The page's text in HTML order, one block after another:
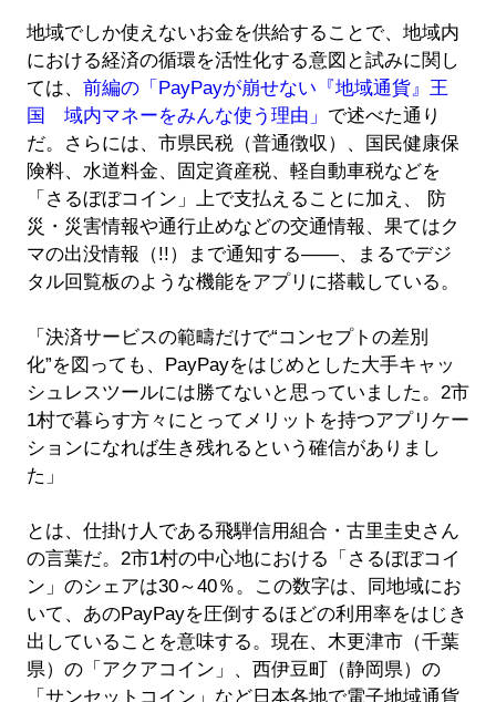
地域でしか使えないお金を供給することで、地域内
における経済の循環を活性化する意図と試みに関し
ては、 前編の「PayPayが崩せない『地域通貨』王
国 域内マネーをみんな使う理由」 で述べた通り
だ。さらには、市県民税（普通徴収）、国民健康保
険料、水道料金、固定資産税、軽自動車税などを
「さるぼぼコイン」上で支払えることに加え、 防
災・災害情報や通行止めなどの交通情報、果てはク
マの出没情報（!!）まで通知する――、まるでデジ
タル回覧板のような機能をアプリに搭載している。
「決済サービスの範疇だけで“コンセプトの差別
化”を図っても、PayPayをはじめとした大手キャッ
シュレスツールには勝てないと思っていました。2市
1村で暮らす方々にとってメリットを持つアプリケー
ションになれば生き残れるという確信がありまし
た」
とは、仕掛け人である飛騨信用組合・古里圭史さん
の言葉だ。2市1村の中心地における「さるぼぼコイ
ン」のシェアは30～40％。この数字は、同地域にお
いて、あのPayPayを圧倒するほどの利用率をはじき
出していることを意味する。現在、木更津市（千葉
県）の「アクアコイン」、西伊豆町（静岡県）の
「サンセットコイン」など日本各地で電子地域通貨